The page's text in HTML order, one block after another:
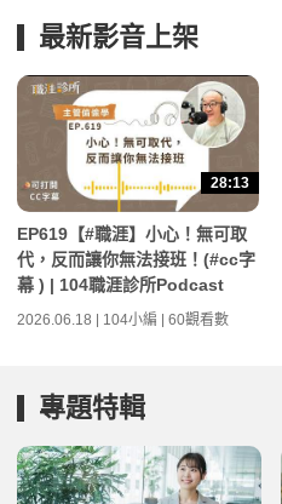
最新影音上架
28:13
EP619【#職涯】小心！無可取
代，反而讓你無法接班！(#cc字
幕 ) | 104職涯診所Podcast
2026.06.18 | 104小編 | 60觀看數
專題特輯